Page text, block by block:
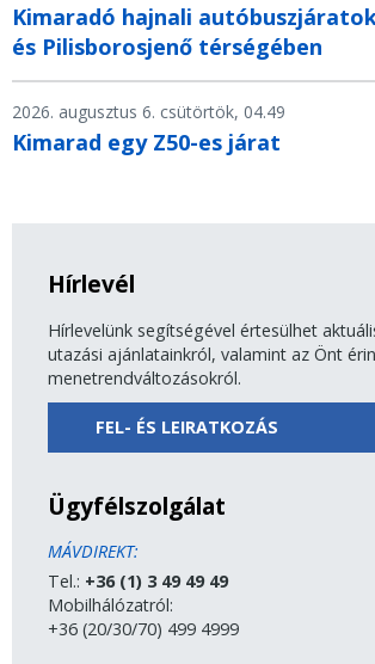
Kimaradó hajnali
és Pilisborosjenő térségében
2026. augusztus 6. csütörtök, 04.49
Kimarad egy Z50-es járat
Hírlevél
Hírlevelünk segítségével értesülhet
utazási ajánlatainkról, valamint az Önt
menetrendváltozásokról.
FEL- ÉS LEIRATKOZÁS
Ügyfélszolgálat
MÁVDIREKT:
Tel.: +36 (1) 3 49 49 49
Mobilhálózatról:
+36 (20/30/70) 499 4999